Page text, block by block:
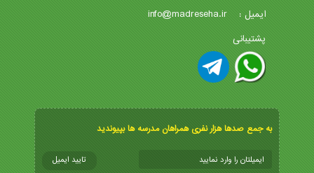
ایمیل : info@madreseha.ir
پشتیبانی
به جمع صدها هزار نفری همراهان مدرسه ها بپیوندید